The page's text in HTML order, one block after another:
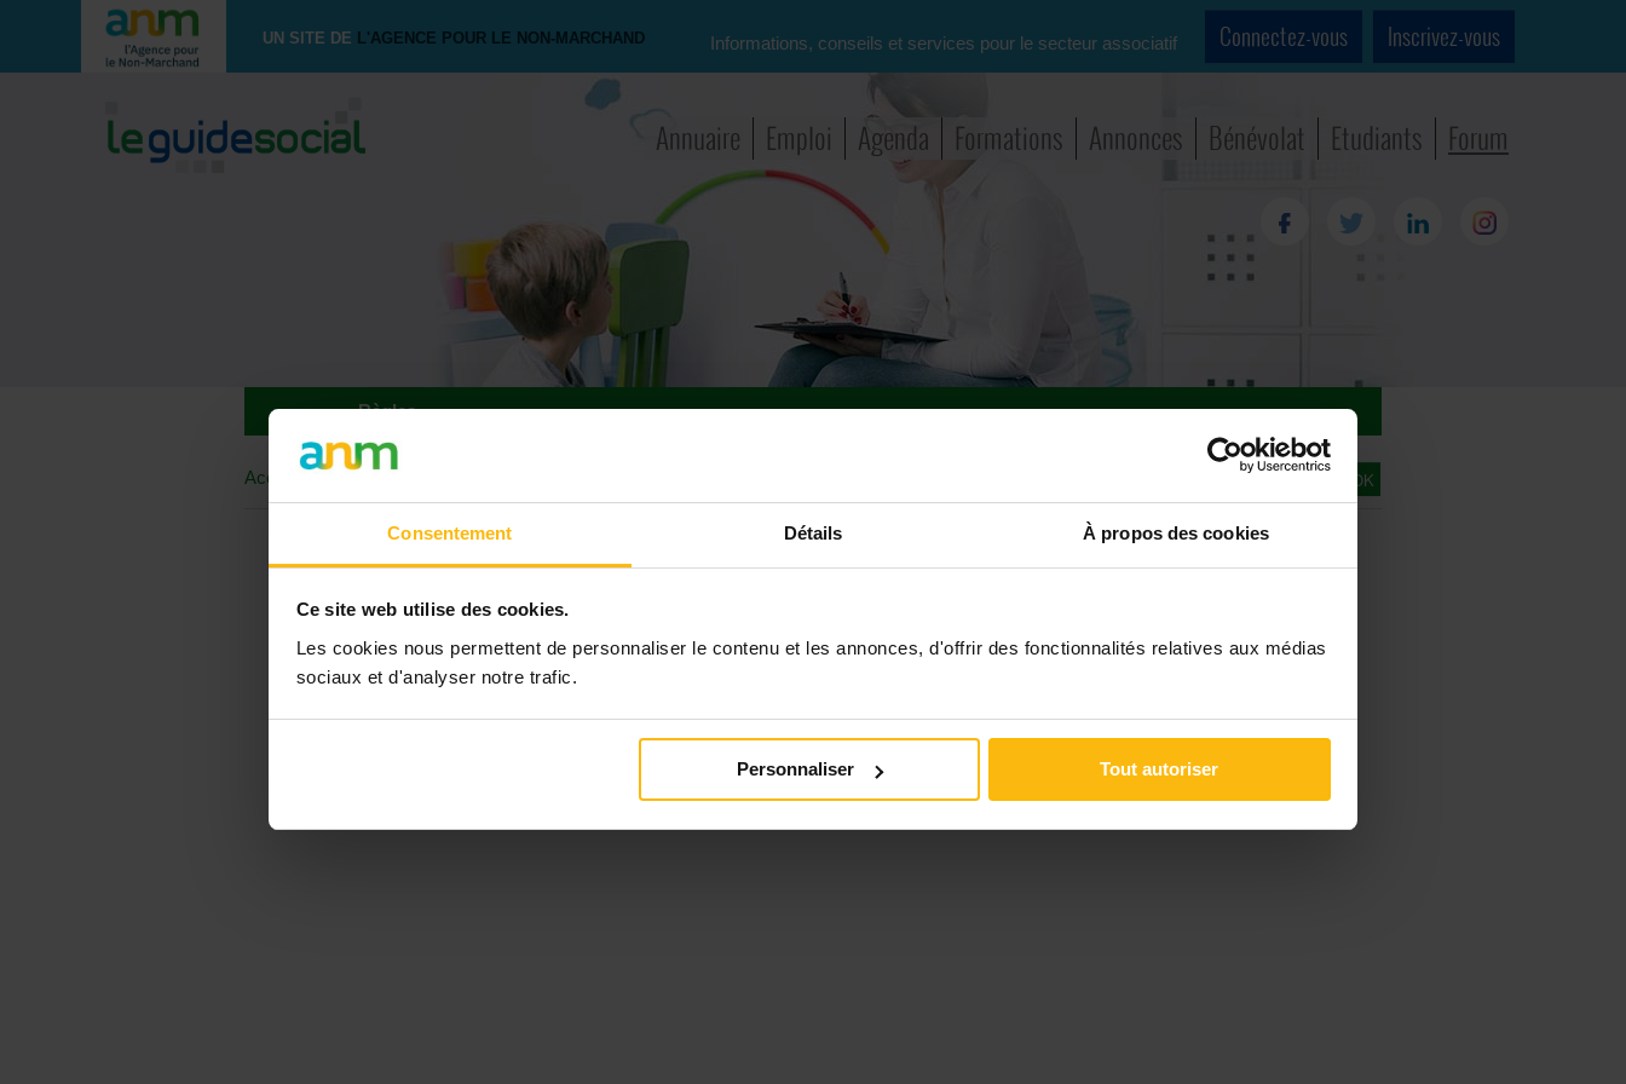
Consentement Détails À propos des cookies
Ce site web utilise des cookies.
Les cookies nous permettent de personnaliser le contenu et les annonces, d'offrir des fonctionnalités relatives aux médias
sociaux et d'analyser notre trafic.
Personnaliser Tout autoriser
UN SITE DE L'AGENCE POUR LE NON-MARCHAND Informations, conseils et services pour le secteur associatif Connectez-vous Inscrivez-vous
Annuaire Emploi Agenda Formations Annonces Bénévolat Etudiants Forum
Règles
Accueil > Forum